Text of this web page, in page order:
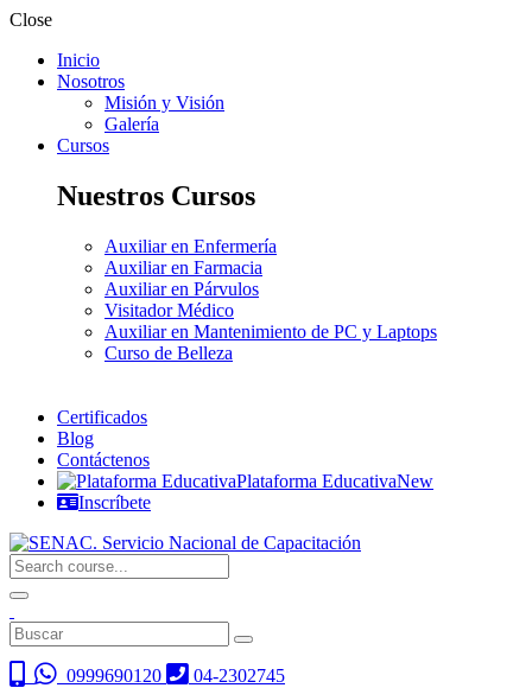
Close
Inicio
Nosotros
Misión y Visión
Galería
Cursos
Nuestros Cursos
Auxiliar en Enfermería
Auxiliar en Farmacia
Auxiliar en Párvulos
Visitador Médico
Auxiliar en Mantenimiento de PC y Laptops
Curso de Belleza
Certificados
Blog
Contáctenos
Plataforma EducativaNew
Inscríbete
0999690120
04-2302745